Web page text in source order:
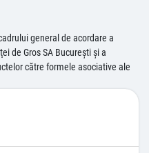
general de acordare a
de Gros SA Bucureşti şi a
către formele asociative ale